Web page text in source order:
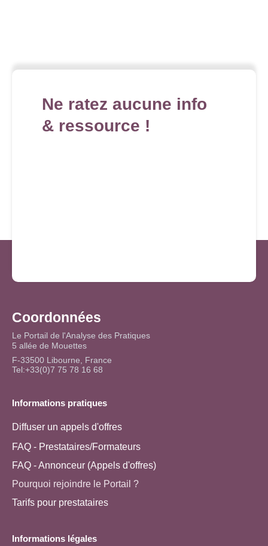
Ne ratez aucune info
& ressource !
Coordonnées
Le Portail de l'Analyse des Pratiques
5 allée de Mouettes
F-33500 Libourne, France
Tel:+33(0)7 75 78 16 68
Informations pratiques
Diffuser un appels d'offres
FAQ - Prestataires/Formateurs
FAQ - Annonceur (Appels d'offres)
Pourquoi rejoindre le Portail ?
Tarifs pour prestataires
Informations légales